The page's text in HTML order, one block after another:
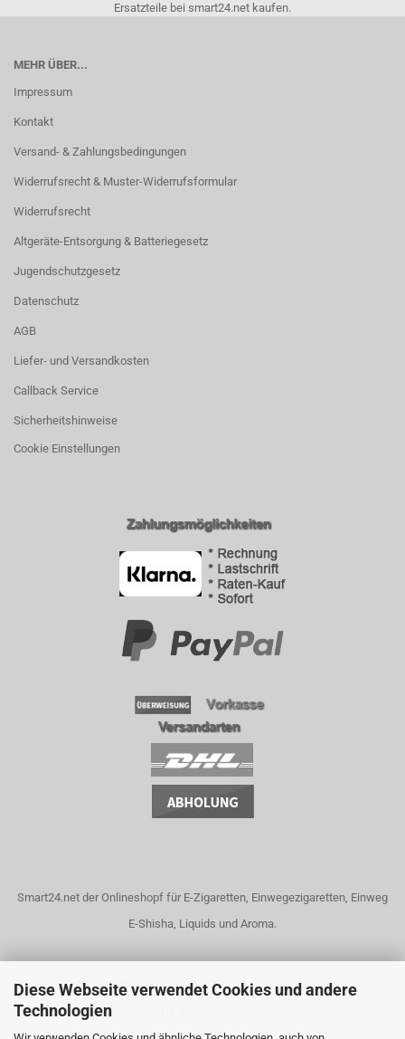
Diese Webseite verwendet Cookies und andere
Technologien
Ersatzteile bei smart24.net kaufen.
MEHR ÜBER...
Impressum
Kontakt
Versand- & Zahlungsbedingungen
Widerrufsrecht & Muster-Widerrufsformular
Widerrufsrecht
Altgeräte-Entsorgung & Batteriegesetz
Jugendschutzgesetz
Datenschutz
AGB
Liefer- und Versandkosten
Callback Service
Sicherheitshinweise
Cookie Einstellungen
Smart24.net der Onlineshopf für E-Zigaretten, Einwegezigaretten, Einweg
E-Shisha, Liquids und Aroma.
Unser Dampfshop bietet eine riesige Auswahl an Dampfgeräten, Liquids
und elektrische Zigaretten! DHL Blitzversand!